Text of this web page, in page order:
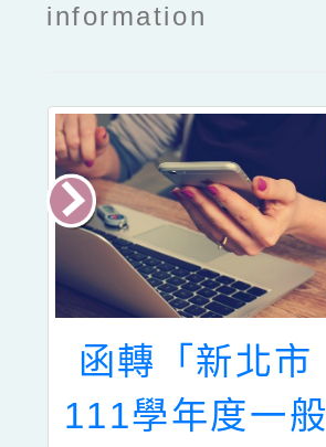
information
函轉「新北市
111學年度一般